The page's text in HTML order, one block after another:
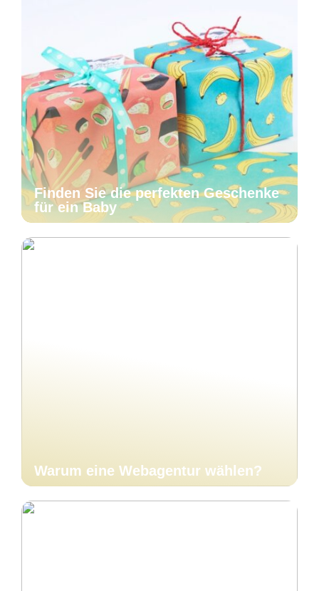
Finden Sie die perfekten Geschenke
für ein Baby
Warum eine Webagentur wählen?